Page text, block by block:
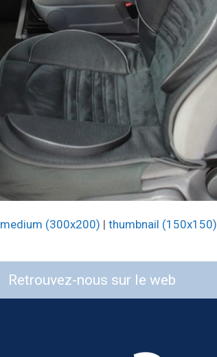
medium (300x200) | thumbnail (150x150)
Retrouvez-nous sur le web